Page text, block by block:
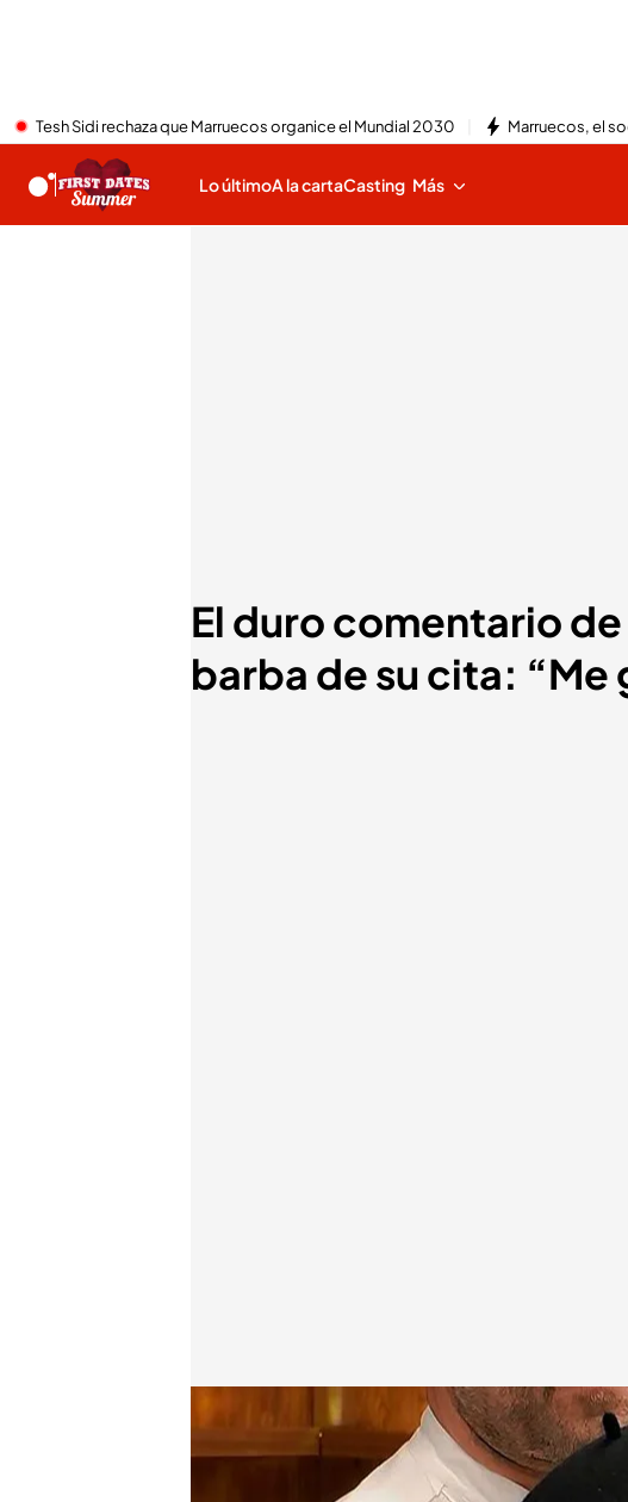
Tesh Sidi rechaza que Marruecos organice el Mundial 2030 Marruecos, el
Lo últimoA la cartaCasting Más
El duro comentario de
barba de su cita:
Elvira y Enrique durante su cita en 'First Dates'
25 FEB 2025 - 22:20h.